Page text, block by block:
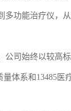
多功能治疗仪，
公司始终以较高标
量体系和13485